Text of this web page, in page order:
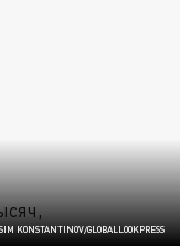
KONSTANTINOV/GLOBALLOOKPRESS